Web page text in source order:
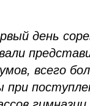
день
всего
при